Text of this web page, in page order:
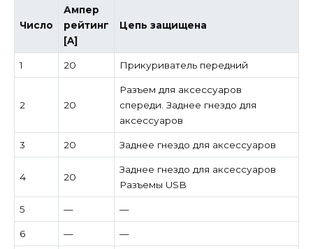
Число
Ампер
рейтинг
[A]
Цепь защищена
1 20 Прикуриватель передний
2 20
Разъем для аксессуаров
спереди. Заднее гнездо для
аксессуаров
3 20 Заднее гнездо для аксессуаров
4 20
Заднее гнездо для аксессуаров
Разъемы USB
5 — —
6 — —